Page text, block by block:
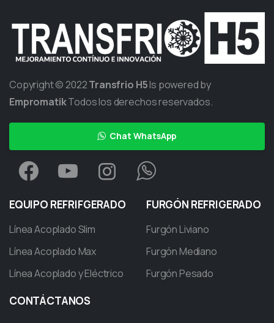
Copyright © 2022Transfrio H5Is powered by
EmpromatikTodos los derechos reservados.
Chat WhatsApp
EQUIPO REFRIFGERADO
Línea Acoplado Slim
Línea Acoplado Max
Línea Acoplado y Eléctrico
FURGÓN REFRIGERADO
Furgón Liviano
Furgón Mediano
Furgón Pesado
CONTÁCTANOS